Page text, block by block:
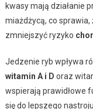
kwasy mają działanie
miażdżycą, co
zmniejszyć ryzyko
Jedzenie ryb wpływa
witamin A i D oraz
wspierają prawidłowe
się do lepszego